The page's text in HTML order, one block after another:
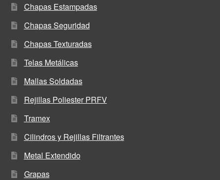
Chapas Estampadas
Chapas Seguridad
Chapas Texturadas
Telas Metálicas
Mallas Soldadas
Rejillas Poliester PRFV
Tramex
Cilindros y Rejillas Filtrantes
Metal Extendido
Grapas